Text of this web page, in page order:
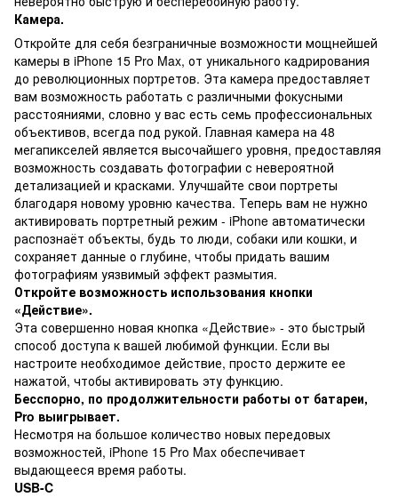
Камера.
Откройте для себя безграничные возможности мощнейшей
камеры в iPhone 15 Pro Max, от уникального кадрирования
до революционных портретов. Эта камера предоставляет
вам возможность работать с различными фокусными
расстояниями, словно у вас есть семь профессиональных
объективов, всегда под рукой. Главная камера на 48
мегапикселей является высочайшего уровня, предоставляя
возможность создавать фотографии с невероятной
детализацией и красками. Улучшайте свои портреты
благодаря новому уровню качества. Теперь вам не нужно
активировать портретный режим - iPhone автоматически
распознаёт объекты, будь то люди, собаки или кошки, и
сохраняет данные о глубине, чтобы придать вашим
фотографиям уязвимый эффект размытия.
Откройте возможность использования кнопки
«Действие».
Эта совершенно новая кнопка «Действие» - это быстрый
способ доступа к вашей любимой функции. Если вы
настроите необходимое действие, просто держите ее
нажатой, чтобы активировать эту функцию.
Бесспорно, по продолжительности работы от батареи,
Pro выигрывает.
Несмотря на большое количество новых передовых
возможностей, iPhone 15 Pro Max обеспечивает
выдающееся время работы.
USB-C